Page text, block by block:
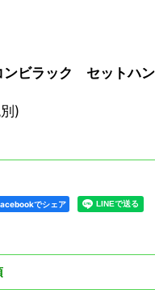
ビラック セット
)
でシェア